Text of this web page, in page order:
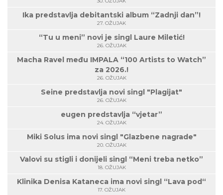
Ika predstavlja debitantski album “Zadnji dan”!
27. OŽUJAK
“Tu u meni” novi je singl Laure Miletić!
26. OŽUJAK
Macha Ravel među IMPALA “100 Artists to Watch”
za 2026.!
26. OŽUJAK
Seine predstavlja novi singl "Plagijat"
26. OŽUJAK
eugen predstavlja “vjetar”
24. OŽUJAK
Miki Solus ima novi singl "Glazbene nagrade"
20. OŽUJAK
Valovi su stigli i donijeli singl “Meni treba netko”
18. OŽUJAK
Klinika Denisa Kataneca ima novi singl “Lava pod“
17. OŽUJAK